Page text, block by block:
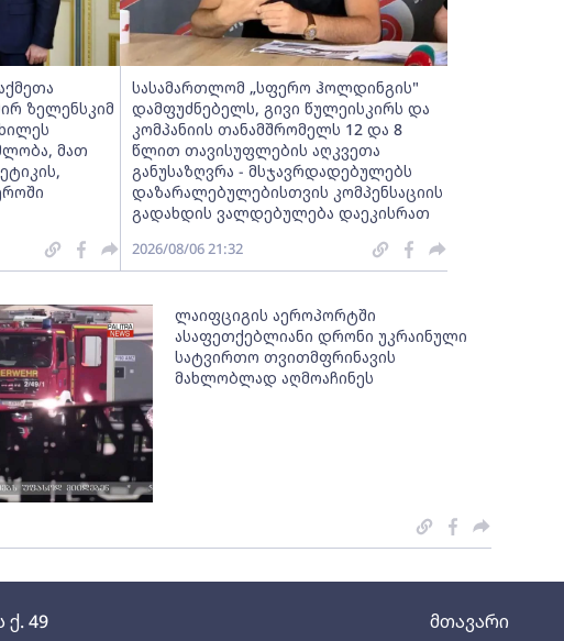
ქ. 49 მთავარი
ზელენსკიმ
მათ
სასამართლომ „სფერო ჰოლდინგის"
დამფუძნებელს, გივი წულეისკირს და
კომპანიის თანამშრომელს 12 და 8
წლით თავისუფლების აღკვეთა
განუსაზღვრა - მსჯავრდადებულებს
დაზარალებულებისთვის კომპენსაციის
გადახდის ვალდებულება დაეკისრათ
2026/08/06 21:32
ლაიფციგის აეროპორტში
ასაფეთქებლიანი დრონი უკრაინული
სატვირთო თვითმფრინავის
მახლობლად აღმოაჩინეს